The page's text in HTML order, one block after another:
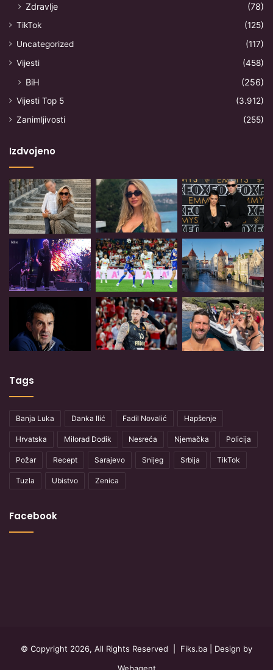
Zdravlje
(78)
TikTok
(125)
Uncategorized
(117)
Vijesti
(458)
BiH (256)
Vijesti Top 5
(3.912)
Zanimljivosti
(255)
Izdvojeno
Tags
Banja Luka Danka Ilić Fadil Novalić Hapšenje
Hrvatska Milorad Dodik Nesreća Njemačka Policija
Požar Recept Sarajevo Snijeg Srbija TikTok
Tuzla Ubistvo Zenica
Facebook
© Copyright 2026, All Rights Reserved | Fiks.ba | Design by